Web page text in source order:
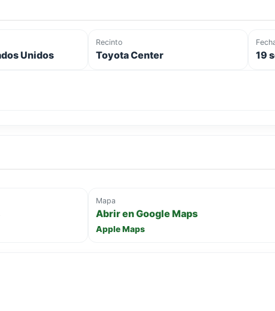
Unidos
Recinto
Toyota Center 19
Mapa
Abrir en Google Maps
Apple Maps